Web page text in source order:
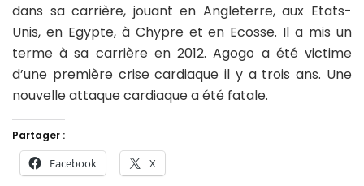
dans sa carrière, jouant en Angleterre, aux Etats-
Unis, en Egypte, à Chypre et en Ecosse. Il a mis un
terme à sa carrière en 2012. Agogo a été victime
d’une première crise cardiaque il y a trois ans. Une
nouvelle attaque cardiaque a été fatale.
Partager :
Facebook X